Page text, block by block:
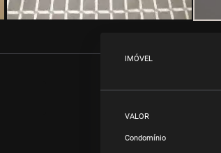
IMÓVEL
VALOR
Condomínio